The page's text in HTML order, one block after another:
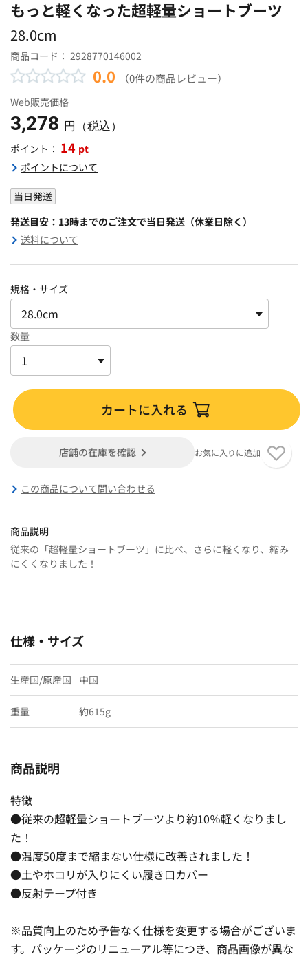
もっと軽くなった超軽量ショートブーツ
28.0cm
商品コード： 2928770146002
0.0 （0件の商品レビュー）
Web販売価格
3,278 円（税込）
ポイント： 14 pt
ポイントについて
当日発送
発送目安：13時までのご注文で当日発送（休業日除く）
送料について
規格・サイズ
数量
カートに入れる
店舗の在庫を確認 お気に入りに追加
この商品について問い合わせる
商品説明
従来の「超軽量ショートブーツ」に比べ、さらに軽くなり、縮み
にくくなりました！
仕様・サイズ
生産国/原産国 中国
重量 約615g
商品説明
特徴
●従来の超軽量ショートブーツより約10％軽くなりまし
た！
●温度50度まで縮まない仕様に改善されました！
●土やホコリが入りにくい履き口カバー
●反射テープ付き
※品質向上のため予告なく仕様を変更する場合がございま
す。パッケージのリニューアル等につき、商品画像が異な